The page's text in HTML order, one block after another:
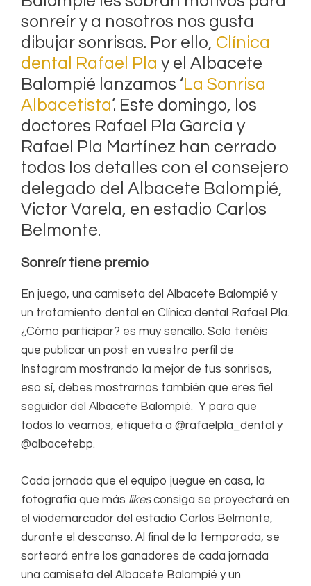
sonreír y a nosotros nos gusta
dibujar sonrisas. Por ello, Clínica
dental Rafael Pla y el Albacete
Balompié lanzamos ‘La Sonrisa
Albacetista’. Este domingo, los
doctores Rafael Pla García y
Rafael Pla Martínez han cerrado
todos los detalles con el consejero
delegado del Albacete Balompié,
Victor Varela, en estadio Carlos
Belmonte.
Sonreír tiene premio
En juego, una camiseta del Albacete Balompié y
un tratamiento dental en Clínica dental Rafael Pla.
¿Cómo participar? es muy sencillo. Solo tenéis
que publicar un post en vuestro perfil de
Instagram mostrando la mejor de tus sonrisas,
eso sí, debes mostrarnos también que eres fiel
seguidor del Albacete Balompié. Y para que
todos lo veamos, etiqueta a @rafaelpla_dental y
@albacetebp.
Cada jornada que el equipo juegue en casa, la
fotografía que más likesconsiga se proyectará en
el viodemarcador del estadio Carlos Belmonte,
durante el descanso. Al final de la temporada, se
sorteará entre los ganadores de cada jornada
una camiseta del Albacete Balompié y un